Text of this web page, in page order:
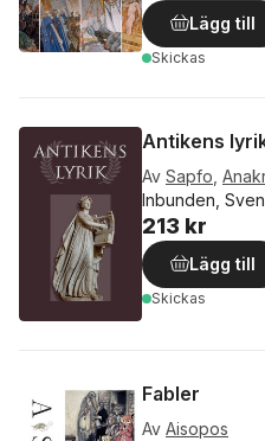
Lägg till
Skickas
Antikens
Av Sapfo
Inbunden,
213 kr
Lägg till
Skickas
Fabler
Av Aisopos